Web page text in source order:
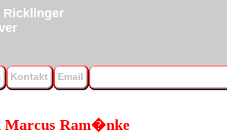
Ricklinger
Kontakt Email
Marcus Ram�nke